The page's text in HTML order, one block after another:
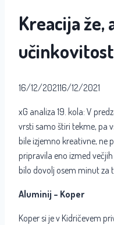
Kreacija že,
16/12/202116/12/2021
xG analiza 19. kola: V
vrsti samo štiri tekme, pa
bile izjemno kreativne, ne
pripravila eno izmed
bilo dovolj osem minut za
Aluminij – Koper
Koper si je v Kidričevem